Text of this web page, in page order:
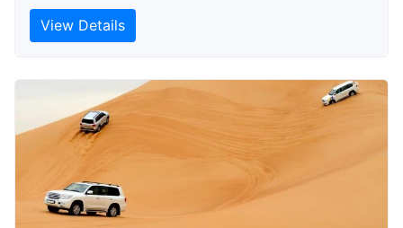
View Details